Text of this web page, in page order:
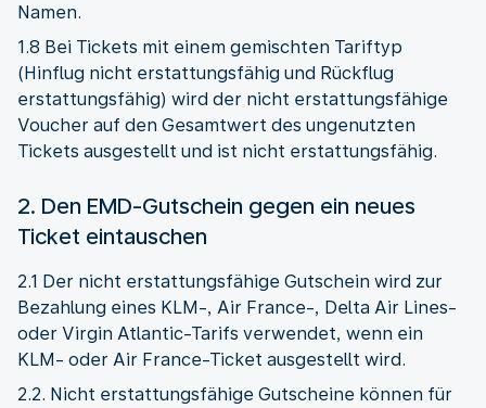
Namen.
1.8 Bei Tickets mit einem gemischten Tariftyp
(Hinflug nicht erstattungsfähig und Rückflug
erstattungsfähig) wird der nicht erstattungsfähige
Voucher auf den Gesamtwert des ungenutzten
Tickets ausgestellt und ist nicht erstattungsfähig.
2. Den EMD-Gutschein gegen ein neues
Ticket eintauschen
2.1 Der nicht erstattungsfähige Gutschein wird zur
Bezahlung eines KLM-, Air France-, Delta Air Lines-
oder Virgin Atlantic-Tarifs verwendet, wenn ein
KLM- oder Air France-Ticket ausgestellt wird.
2.2. Nicht erstattungsfähige Gutscheine können für